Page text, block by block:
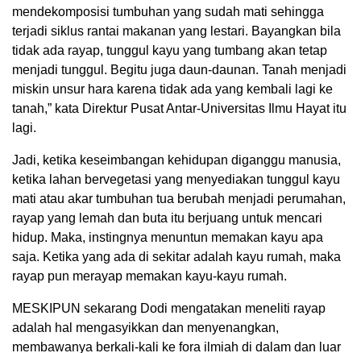
mendekomposisi tumbuhan yang sudah mati sehingga
terjadi siklus rantai makanan yang lestari. Bayangkan bila
tidak ada rayap, tunggul kayu yang tumbang akan tetap
menjadi tunggul. Begitu juga daun-daunan. Tanah menjadi
miskin unsur hara karena tidak ada yang kembali lagi ke
tanah,” kata Direktur Pusat Antar-Universitas Ilmu Hayat itu
lagi.
Jadi, ketika keseimbangan kehidupan diganggu manusia,
ketika lahan bervegetasi yang menyediakan tunggul kayu
mati atau akar tumbuhan tua berubah menjadi perumahan,
rayap yang lemah dan buta itu berjuang untuk mencari
hidup. Maka, instingnya menuntun memakan kayu apa
saja. Ketika yang ada di sekitar adalah kayu rumah, maka
rayap pun merayap memakan kayu-kayu rumah.
MESKIPUN sekarang Dodi mengatakan meneliti rayap
adalah hal mengasyikkan dan menyenangkan,
membawanya berkali-kali ke fora ilmiah di dalam dan luar